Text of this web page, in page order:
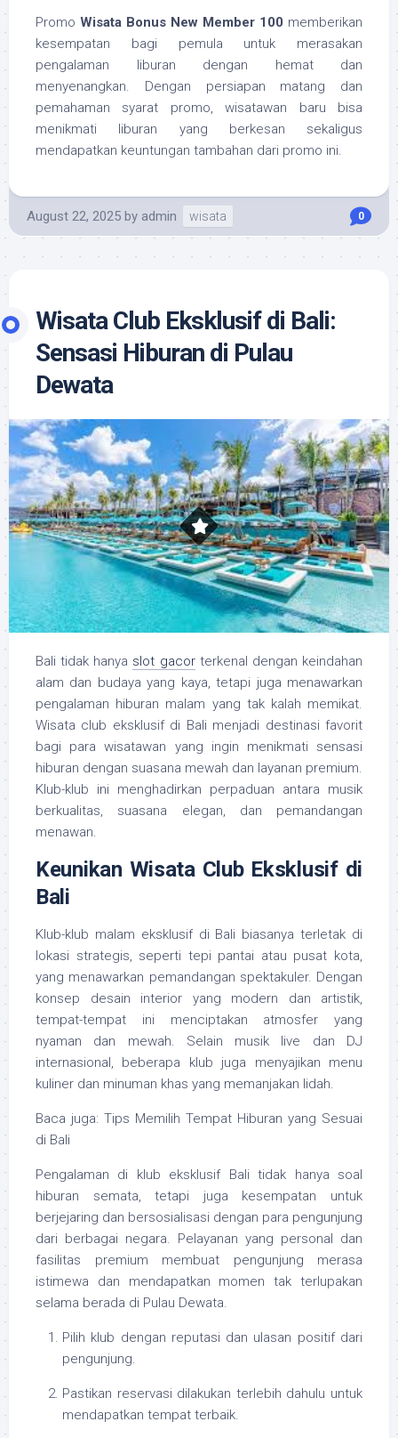
Promo Wisata Bonus New Member 100 memberikan
kesempatan bagi pemula untuk merasakan
pengalaman liburan dengan hemat dan
menyenangkan. Dengan persiapan matang dan
pemahaman syarat promo, wisatawan baru bisa
menikmati liburan yang berkesan sekaligus
mendapatkan keuntungan tambahan dari promo ini.
August 22, 2025 by admin wisata 0
Wisata Club Eksklusif di Bali:
Sensasi Hiburan di Pulau
Dewata
Bali tidak hanya slot gacorterkenal dengan keindahan
alam dan budaya yang kaya, tetapi juga menawarkan
pengalaman hiburan malam yang tak kalah memikat.
Wisata club eksklusif di Bali menjadi destinasi favorit
bagi para wisatawan yang ingin menikmati sensasi
hiburan dengan suasana mewah dan layanan premium.
Klub-klub ini menghadirkan perpaduan antara musik
berkualitas, suasana elegan, dan pemandangan
menawan.
Keunikan Wisata Club Eksklusif di
Bali
Klub-klub malam eksklusif di Bali biasanya terletak di
lokasi strategis, seperti tepi pantai atau pusat kota,
yang menawarkan pemandangan spektakuler. Dengan
konsep desain interior yang modern dan artistik,
tempat-tempat ini menciptakan atmosfer yang
nyaman dan mewah. Selain musik live dan DJ
internasional, beberapa klub juga menyajikan menu
kuliner dan minuman khas yang memanjakan lidah.
Baca juga: Tips Memilih Tempat Hiburan yang Sesuai
di Bali
Pengalaman di klub eksklusif Bali tidak hanya soal
hiburan semata, tetapi juga kesempatan untuk
berjejaring dan bersosialisasi dengan para pengunjung
dari berbagai negara. Pelayanan yang personal dan
fasilitas premium membuat pengunjung merasa
istimewa dan mendapatkan momen tak terlupakan
selama berada di Pulau Dewata.
Pilih klub dengan reputasi dan ulasan positif dari
pengunjung.
Pastikan reservasi dilakukan terlebih dahulu untuk
mendapatkan tempat terbaik.